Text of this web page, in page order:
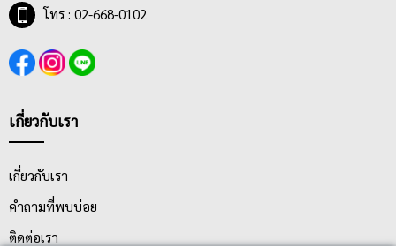
กระดาษใช้วัดเพื่อเจาะรูให้ได้ตามระยะที่ต้องการ โดยเครื่องเจาะ
ระยะห่างระหว่างรูเจาะ ทั้งแบบ 80 มม. หรือ 8 ซม.
โทร : 02-668-0102
เกี่ยวกับเรา
เกี่ยวกับเรา
คำถามที่พบบ่อย
ติดต่อเรา